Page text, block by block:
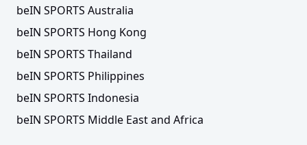
beIN SPORTS Australia
beIN SPORTS Hong Kong
beIN SPORTS Thailand
beIN SPORTS Philippines
beIN SPORTS Indonesia
beIN SPORTS Middle East and Africa